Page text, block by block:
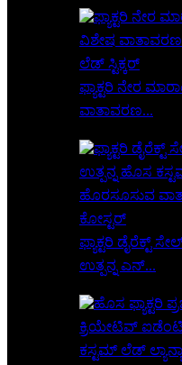
ಫ್ಯಾಕ್ಟರಿ ನೇರ
ವಾತಾವರಣ...
ಫ್ಯಾಕ್ಟರಿ ಡೈರೆಕ್ಟ್
ಉತ್ಪನ್ನ ಎನ್...